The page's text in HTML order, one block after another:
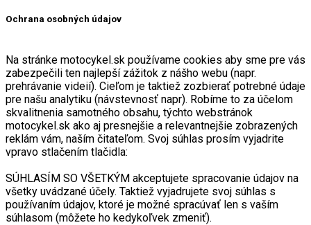
Ochrana osobných údajov
Na stránke motocykel.sk používame cookies aby sme pre vás
zabezpečili ten najlepší zážitok z nášho webu (napr.
prehrávanie videií). Cieľom je taktiež zozbierať potrebné údaje
pre našu analytiku (návstevnosť napr). Robíme to za účelom
skvalitnenia samotného obsahu, týchto webstránok
motocykel.sk ako aj presnejšie a relevantnejšie zobrazených
reklám vám, naším čitateľom. Svoj súhlas prosím vyjadrite
vpravo stlačením tlačidla:
SÚHLASÍM SO VŠETKÝM akceptujete spracovanie údajov na
všetky uvádzané účely. Taktiež vyjadrujete svoj súhlas s
používaním údajov, ktoré je možné spracúvať len s vaším
súhlasom (môžete ho kedykoľvek zmeniť).